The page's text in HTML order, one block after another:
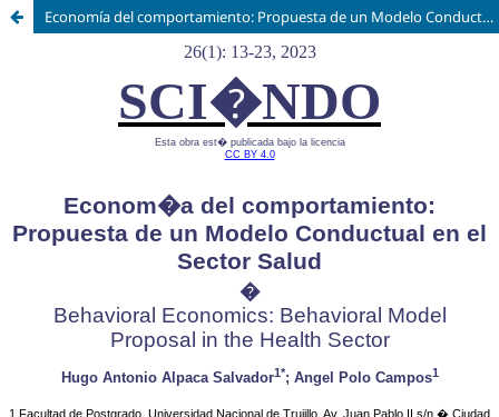
Economía del comportamiento: Propuesta de un Modelo Conductual en el Sector Salud